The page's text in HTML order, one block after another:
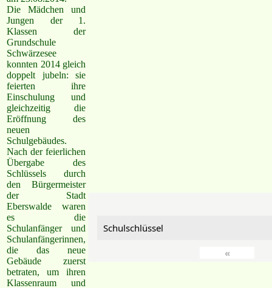
Die Mädchen und
Jungen der 1.
Klassen der
Grundschule
Schwärzesee
konnten 2014 gleich
doppelt jubeln: sie
feierten ihre
Einschulung und
gleichzeitig die
Eröffnung des
neuen
Schulgebäudes.
Nach der feierlichen
Übergabe des
Schlüssels durch
den Bürgermeister
der Stadt
Eberswalde waren
es die
Schulanfänger und
Schulanfängerinnen,
die das neue
Gebäude zuerst
betraten, um ihren
Klassenraum und
Schulschlüssel
«